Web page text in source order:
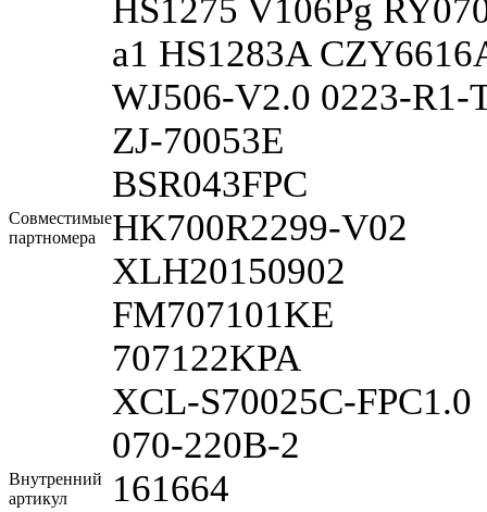
Совместимые
партномера
HS1275 V106Pg
a1 HS1283A
WJ506-V2.0 0223-R1-
ZJ-70053E
BSR043FPC
HK700R2299-V02
XLH20150902
FM707101KE
707122KPA
XCL-S70025C-FPC1.0
070-220B-2
Внутренний
артикул
161664